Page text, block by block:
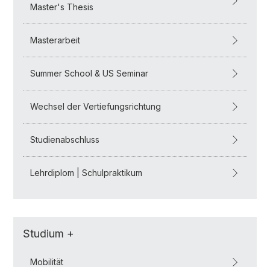
Master's Thesis
Masterarbeit
Summer School & US Seminar
Wechsel der Vertiefungsrichtung
Studienabschluss
Lehrdiplom | Schulpraktikum
Studium +
Mobilität